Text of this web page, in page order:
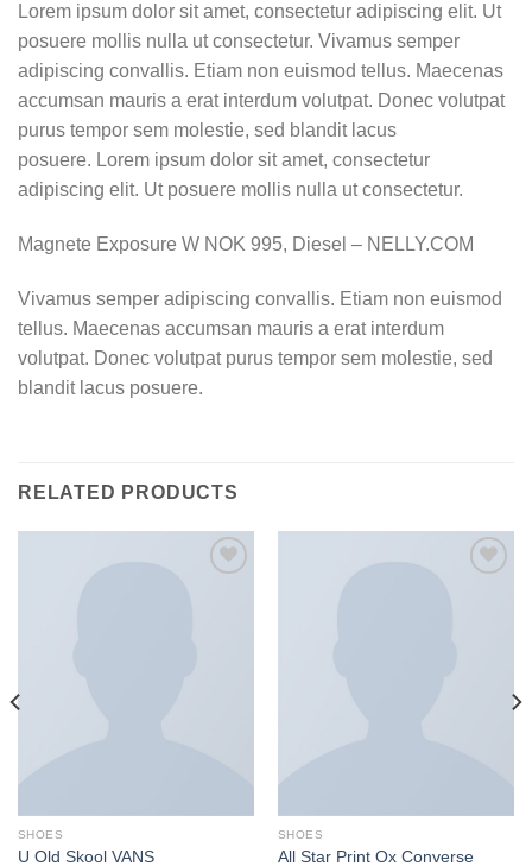
Lorem ipsum dolor sit amet, consectetur adipiscing elit. Ut
posuere mollis nulla ut consectetur. Vivamus semper
adipiscing convallis. Etiam non euismod tellus. Maecenas
accumsan mauris a erat interdum volutpat. Donec volutpat
purus tempor sem molestie, sed blandit lacus
posuere. Lorem ipsum dolor sit amet, consectetur
adipiscing elit. Ut posuere mollis nulla ut consectetur.
Magnete Exposure W NOK 995, Diesel – NELLY.COM
Vivamus semper adipiscing convallis. Etiam non euismod
tellus. Maecenas accumsan mauris a erat interdum
volutpat. Donec volutpat purus tempor sem molestie, sed
blandit lacus posuere.
RELATED PRODUCTS
SHOES
U Old Skool VANS
SHOES
All Star Print Ox Converse